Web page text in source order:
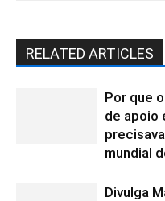
RELATED ARTICLES
Por que
de apoio
mundial
Divulga